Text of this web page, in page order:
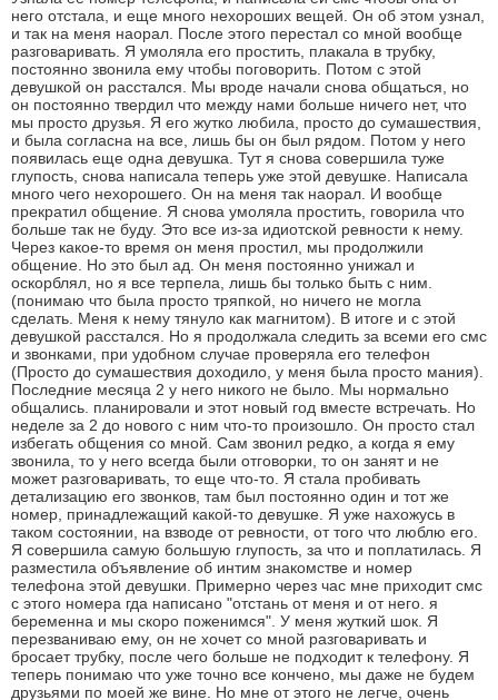
него отстала, и еще много нехороших вещей. Он об этом узнал,
и так на меня наорал. После этого перестал со мной вообще
разговаривать. Я умоляла его простить, плакала в трубку,
постоянно звонила ему чтобы поговорить. Потом с этой
девушкой он расстался. Мы вроде начали снова общаться, но
он постоянно твердил что между нами больше ничего нет, что
мы просто друзья. Я его жутко любила, просто до сумашествия,
и была согласна на все, лишь бы он был рядом. Потом у него
появилась еще одна девушка. Тут я снова совершила туже
глупость, снова написала теперь уже этой девушке. Написала
много чего нехорошего. Он на меня так наорал. И вообще
прекратил общение. Я снова умоляла простить, говорила что
больше так не буду. Это все из-за идиотской ревности к нему.
Через какое-то время он меня простил, мы продолжили
общение. Но это был ад. Он меня постоянно унижал и
оскорблял, но я все терпела, лишь бы только быть с ним.
(понимаю что была просто тряпкой, но ничего не могла
сделать. Меня к нему тянуло как магнитом). В итоге и с этой
девушкой расстался. Но я продолжала следить за всеми его смс
и звонками, при удобном случае проверяла его телефон
(Просто до сумашествия доходило, у меня была просто мания).
Последние месяца 2 у него никого не было. Мы нормально
общались. планировали и этот новый год вместе встречать. Но
неделе за 2 до нового с ним что-то произошло. Он просто стал
избегать общения со мной. Сам звонил редко, а когда я ему
звонила, то у него всегда были отговорки, то он занят и не
может разговаривать, то еще что-то. Я стала пробивать
детализацию его звонков, там был постоянно один и тот же
номер, принадлежащий какой-то девушке. Я уже нахожусь в
таком состоянии, на взводе от ревности, от того что люблю его.
Я совершила самую большую глупость, за что и поплатилась. Я
разместила объявление об интим знакомстве и номер
телефона этой девушки. Примерно через час мне приходит смс
с этого номера гда написано "отстань от меня и от него. я
беременна и мы скоро поженимся". У меня жуткий шок. Я
перезваниваю ему, он не хочет со мной разговаривать и
бросает трубку, после чего больше не подходит к телефону. Я
теперь понимаю что уже точно все кончено, мы даже не будем
друзьями по моей же вине. Но мне от этого не легче, очень